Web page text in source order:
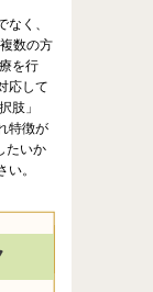
く、
数の方
を行
応して
肢」
特徴が
たいか
。